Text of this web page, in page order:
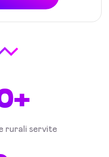
rurali servite